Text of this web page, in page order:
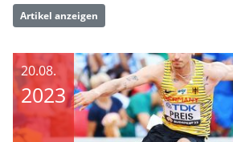
Artikel anzeigen
20.08.
2023